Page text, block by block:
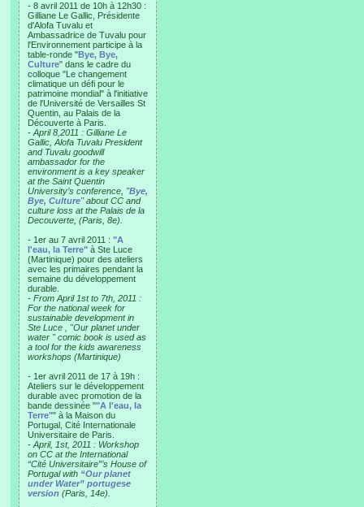
- 8 avril 2011 de 10h à 12h30 :
Gilliane Le Gallic, Présidente
d'Alofa Tuvalu et
Ambassadrice de Tuvalu pour
l'Environnement participe à la
table-ronde "Bye, Bye,
Culture" dans le cadre du
colloque "Le changement
climatique un défi pour le
patrimoine mondial" à l'initiative
de l'Université de Versailles St
Quentin, au Palais de la
Découverte à Paris.
- April 8,2011 : Gilliane Le
Gallic, Alofa Tuvalu President
and Tuvalu goodwill
ambassador for the
environment is a key speaker
at the Saint Quentin
University’s conference, "Bye,
Bye, Culture" about CC and
culture loss at the Palais de la
Decouverte, (Paris, 8e).
- 1er au 7 avril 2011 : "A
l'eau, la Terre" à Ste Luce
(Martinique) pour des ateliers
avec les primaires pendant la
semaine du développement
durable.
- From April 1st to 7th, 2011 :
For the national week for
sustainable development in
Ste Luce , "Our planet under
water " comic book is used as
a tool for the kids awareness
workshops (Martinique)
- 1er avril 2011 de 17 à 19h :
Ateliers sur le développement
durable avec promotion de la
bande dessinée ""A l'eau, la
Terre"" à la Maison du
Portugal, Cité Internationale
Universitaire de Paris.
- April, 1st, 2011 : Workshop
on CC at the International
“Cité Universitaire”’s House of
Portugal with “Our planet
under Water” portugese
version (Paris, 14e).